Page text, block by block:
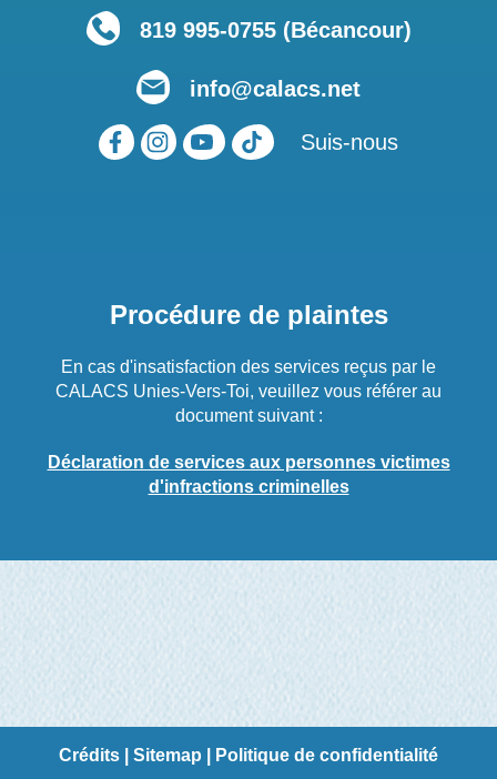
819 995-0755 (Bécancour)
info@calacs.net
Suis-nous
Procédure de plaintes
En cas d'insatisfaction des services reçus par le
CALACS Unies-Vers-Toi, veuillez vous référer au
document suivant :
Déclaration de services aux personnes victimes
d'infractions criminelles
Crédits Sitemap Politique de confidentialité